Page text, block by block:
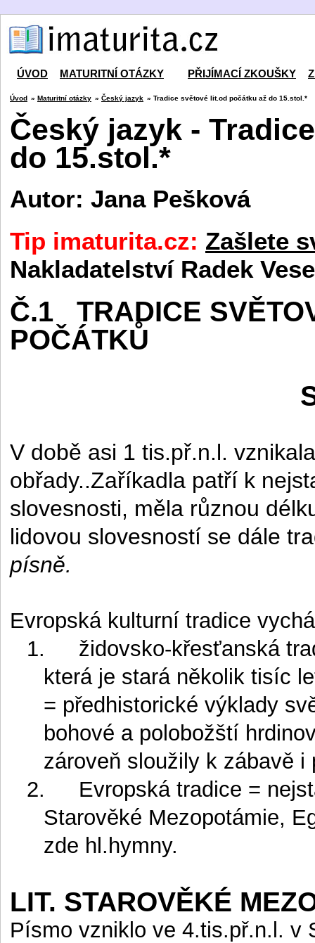
ÚVOD MATURITNÍ OTÁZKY PŘIJÍMACÍ ZKOUŠKY
Úvod » Maturitní otázky » Český jazyk » Tradice světové lit.od počátku až do 15.stol.*
Český jazyk -
do 15.stol.*
Autor: Jana Pešková
Tip imaturita.cz: Zašlete
Nakladatelství Radek
Č.1
TRADICE
POČÁTKŮ
V době asi 1 tis.př.n.l.
obřady..Zaříkadla patří k
slovesnosti, měla různou
lidovou slovesností se dále
písně.
Evropská kulturní tradice
1.
židovsko-křesťanská
která je stará několik tisíc
= předhistorické výklady
bohové a polobožští
zároveň sloužily k zábavě i
2.
Evropská tradice =
Starověké Mezopotámie,
zde hl.hymny.
LIT. STAROVĚKÉ
Písmo vzniklo ve 4.tis.př.n.l. v